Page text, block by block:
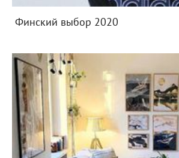
Финский выбор 2020